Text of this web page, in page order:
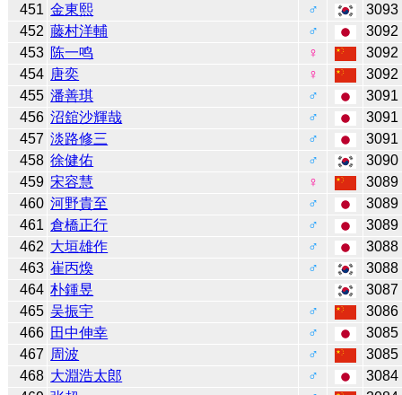
451 金東熙 ♂
3093
452 藤村洋輔 ♂
3092
453 陈一鸣 ♀
3092
454 唐奕 ♀
3092
455 潘善琪 ♂
3091
456 沼舘沙輝哉 ♂
3091
457 淡路修三 ♂
3091
458 徐健佑 ♂
3090
459 宋容慧 ♀
3089
460 河野貴至 ♂
3089
461 倉橋正行 ♂
3089
462 大垣雄作 ♂
3088
463 崔丙煥 ♂
3088
464 朴鍾昱
3087
465 吴振宇 ♂
3086
466 田中伸幸 ♂
3085
467 周波 ♂
3085
468 大淵浩太郎 ♂
3084